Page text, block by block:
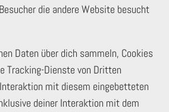
die andere Website besucht
Daten über dich sammeln, Cookies
Tracking-Dienste von Dritten
mit diesem eingebetteten
deiner Interaktion mit dem